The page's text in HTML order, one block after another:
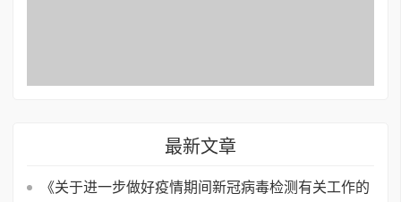
最新文章
《关于进一步做好疫情期间新冠病毒检测有关工作的